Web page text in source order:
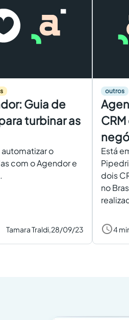
Guia de
turbinar as
o
com o Agendor e
Tamara Traldi, 28/09/23
outros
Está
dois
no
4